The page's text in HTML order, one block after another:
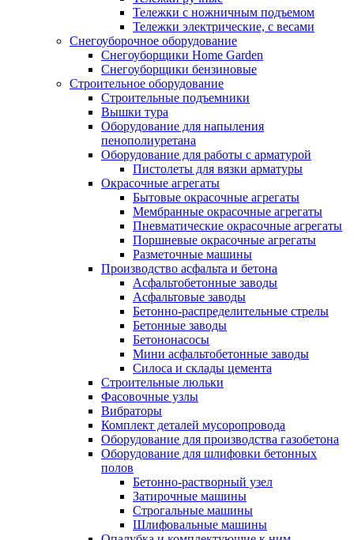
Тележки с ножничным подъемом
Тележки электрические, с весами
Снегоуборочное оборудование
Снегоуборщики Home Garden
Снегоуборщики бензиновые
Строительное оборудование
Cтроительные подъемники
Вышки тура
Оборудование для напыления
пенополиуретана
Оборудование для работы с арматурой
Пистолеты для вязки арматуры
Окрасочные агрегаты
Бытовые окрасочные агрегаты
Мембранные окрасочные агрегаты
Пневматические окрасочные агрегаты
Поршневые окрасочные агрегаты
Разметочные машины
Производство асфальта и бетона
Асфальтобетонные заводы
Асфальтовые заводы
Бетонно-распределительные стрелы
Бетонные заводы
Бетононасосы
Мини асфальтобетонные заводы
Силоса и склады цемента
Строительные люльки
Фасовочные узлы
Вибраторы
Комплект деталей мусоропровода
Оборудование для производства газобетона
Оборудование для шлифовки бетонных
полов
Бетонно-растворный узел
Затирочные машины
Строгальные машины
Шлифовальные машины